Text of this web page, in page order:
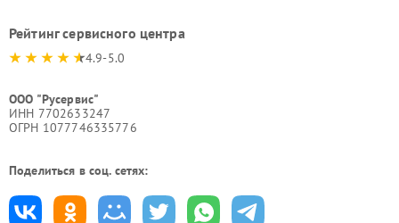
Рейтинг сервисного центра
4.9-5.0
ООО "Русервис"
ИНН 7702633247
ОГРН 1077746335776
Поделиться в соц. сетях: